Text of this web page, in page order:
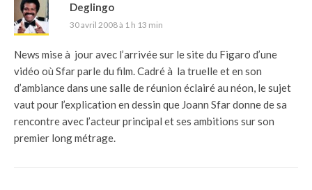
Deglingo
30 avril 2008 à 1 h 13 min
News mise à jour avec l’arrivée sur le site du Figaro d’une
vidéo où Sfar parle du film. Cadré à la truelle et en son
d’ambiance dans une salle de réunion éclairé au néon, le sujet
vaut pour l’explication en dessin que Joann Sfar donne de sa
rencontre avec l’acteur principal et ses ambitions sur son
premier long métrage.